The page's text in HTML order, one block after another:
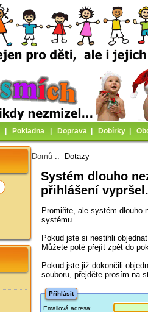
Pokladna Doprava Dobírky
Domů :: Dotazy
Systém dlouho
přihlášení vypršel.
Promiňte, ale systém dlouho
systému.
Pokud jste si nestihli
Můžete poté přejít zpět do
Pokud jste již dokončili
souboru, přejděte prosím na
Přihlásit
Emailová adresa: